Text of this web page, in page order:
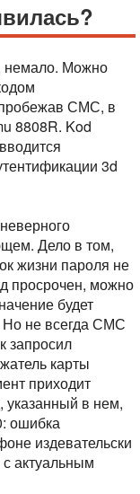
немало. Можно
СМС, в
8808R. Kod
3d
Дело в том,
жизни пароля не
просрочен, можно
будет
Но не всегда СМС
запросил
карты
приходит
указанный в нем,
ошибка
издевательски
актуальным